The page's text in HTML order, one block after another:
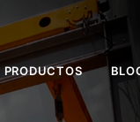
PRODUCTOS